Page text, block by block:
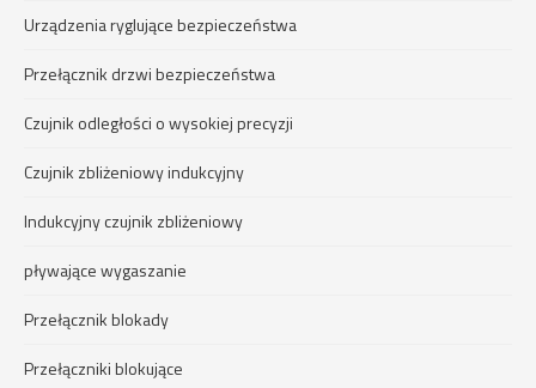
Urządzenia ryglujące bezpieczeństwa
Przełącznik drzwi bezpieczeństwa
Czujnik odległości o wysokiej precyzji
Czujnik zbliżeniowy indukcyjny
Indukcyjny czujnik zbliżeniowy
pływające wygaszanie
Przełącznik blokady
Przełączniki blokujące